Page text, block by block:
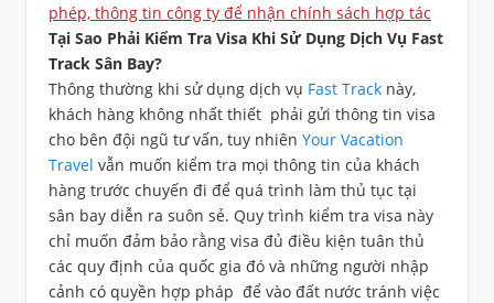
phép, thông tin công ty để nhận chính sách hợp tác
Tại Sao Phải Kiểm Tra Visa Khi Sử Dụng Dịch Vụ Fast
Track Sân Bay?
Thông thường khi sử dụng dịch vụ Fast Track này,
khách hàng không nhất thiết phải gửi thông tin visa
cho bên đội ngũ tư vấn, tuy nhiên Your Vacation
Travel vẫn muốn kiểm tra mọi thông tin của khách
hàng trước chuyến đi để quá trình làm thủ tục tại
sân bay diễn ra suôn sẻ. Quy trình kiểm tra visa này
chỉ muốn đảm bảo rằng visa đủ điều kiện tuân thủ
các quy định của quốc gia đó và những người nhập
cảnh có quyền hợp pháp để vào đất nước tránh việc